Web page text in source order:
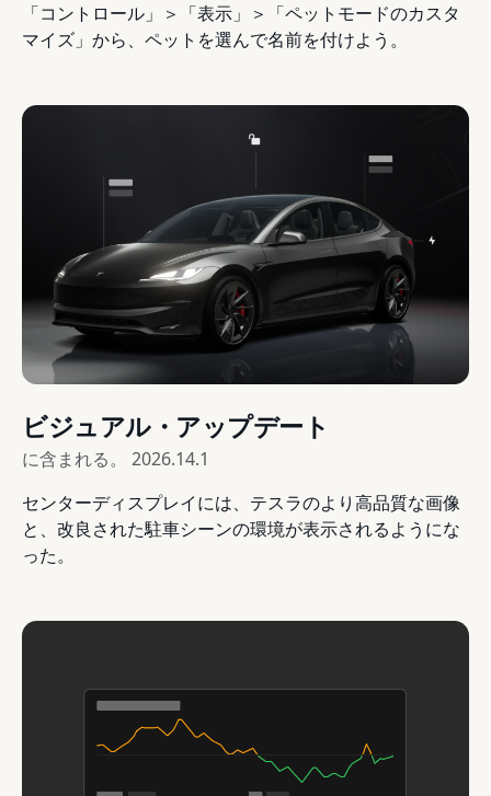
「コントロール」＞「表示」＞「ペットモードのカスタ
マイズ」から、ペットを選んで名前を付けよう。
ビジュアル・アップデート
に含まれる。 2026.14.1
センターディスプレイには、テスラのより高品質な画像
と、改良された駐車シーンの環境が表示されるようにな
った。